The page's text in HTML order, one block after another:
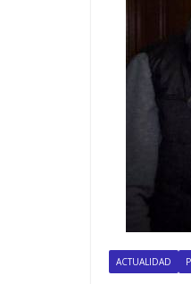
ACTUALIDAD